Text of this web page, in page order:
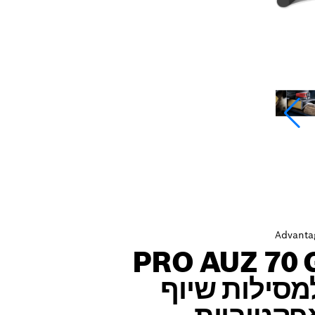
PRO AUZ 70
שיוף